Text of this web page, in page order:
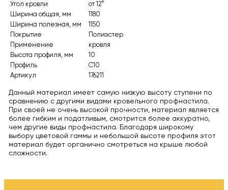
Угол кровли
от 12°
Ширина общая, мм
1180
Ширина полезная, мм
1150
Покрытие
Полиэстер
Применение
кровля
Высота профиля, мм
10
Профиль
С10
Артикул
176211
Данный материал имеет самую низкую высоту ступени по
сравнению с другими видами кровельного профнастила.
При своей не очень высокой прочности, материал является
более гибким и податливым, смотрится более аккуратно,
чем другие виды профнастила. Благодаря широкому
выбору цветовой гаммы и небольшой высоте профиля этот
материал будет органично смотреться на крыше любой
сложности.